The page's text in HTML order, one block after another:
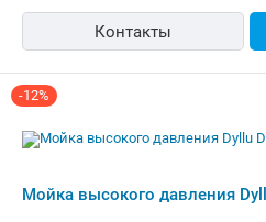
Контакты
-12%
Мойка высокого давления